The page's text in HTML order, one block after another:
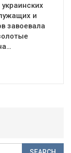
и
завоевала